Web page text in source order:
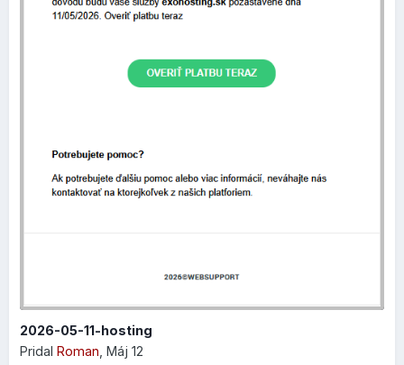
2026-05-11-hosting
Pridal Roman Máj 12